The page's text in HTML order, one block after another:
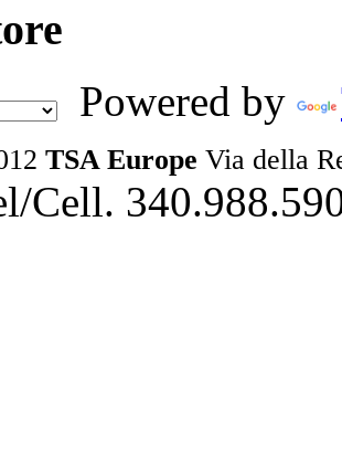
Powered by
TSA Europe Via della